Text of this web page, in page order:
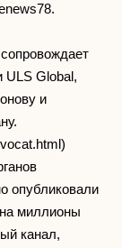
ULS Global,
и
опубликовали
миллионы
канал,